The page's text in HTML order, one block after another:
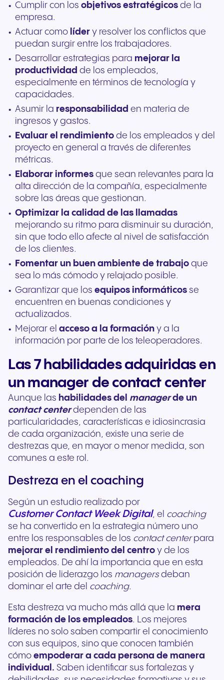
Cumplir con losobjetivos estratégicos de la
empresa.
Actuar como líder y resolver los conflictos que
puedan surgir entre los trabajadores.
Desarrollar estrategias para mejorar la
productividadde los empleados,
especialmente en términos de tecnología y
capacidades.
Asumir la responsabilidaden materia de
ingresos y gastos.
Evaluar el rendimiento de los empleados y del
proyecto en general a través de diferentes
métricas.
Elaborar informes que sean relevantes para la
alta dirección de la compañía, especialmente
sobre las áreas que gestionan.
Optimizar la calidad de las llamadas
mejorando su ritmo para disminuir su duración,
sin que todo ello afecte al nivel de satisfacción
de los clientes.
Fomentar un buen ambiente de trabajo que
sea lo más cómodo y relajado posible.
Garantizar que losequipos informáticos se
encuentren en buenas condiciones y
actualizados.
Mejorar elacceso a la formación y a la
información por parte de los teleoperadores.
Las 7 habilidades adquiridas en
un manager de contact center
Aunque las habilidades del managerde un
contact centerdependen de las
particularidades, características e idiosincrasia
de cada organización, existe una serie de
destrezas que, en mayor o menor medida, son
comunes a este rol.
Destreza en el coaching
Según un estudio realizado por
Customer Contact Week Digital, el coaching
se ha convertido en la estrategia número uno
entre los responsables de los contact centerpara
mejorar el rendimiento del centro y de los
empleados. De ahí la importancia que en esta
posición de liderazgo los managersdeban
dominar el arte del coaching.
Esta destreza va mucho más allá que la mera
formación de los empleados. Los mejores
líderes no solo saben compartir el conocimiento
con sus equipos, sino que conocen también
cómo empoderar a cada persona de manera
individual. Saben identificar sus fortalezas y